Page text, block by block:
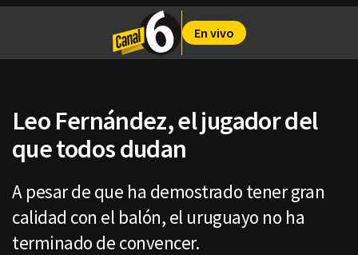
En vivo
Leo Fernández, el jugador del
que todos dudan
A pesar de que ha demostrado tener gran
calidad con el balón, el uruguayo no ha
terminado de convencer.